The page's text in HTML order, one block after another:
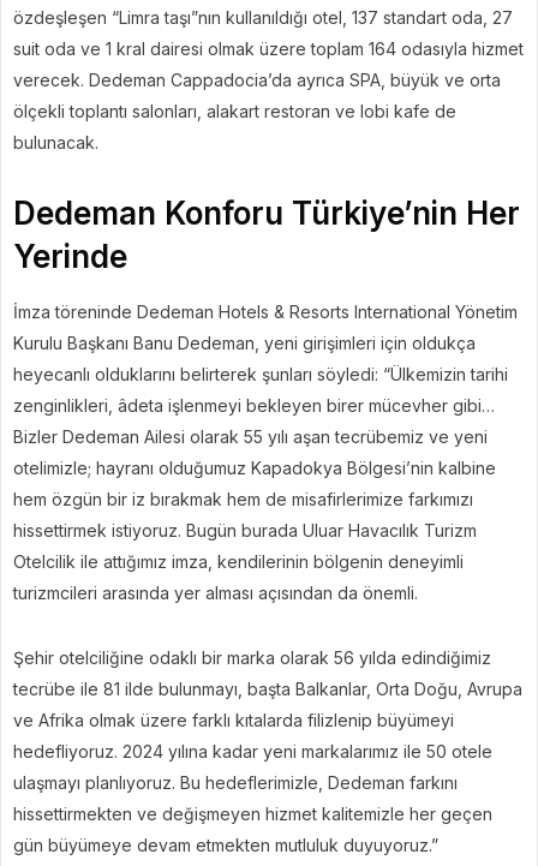
özdeşleşen “Limra taşı”nın kullanıldığı otel, 137 standart oda, 27
suit oda ve 1 kral dairesi olmak üzere toplam 164 odasıyla hizmet
verecek. Dedeman Cappadocia’da ayrıca SPA, büyük ve orta
ölçekli toplantı salonları, alakart restoran ve lobi kafe de
bulunacak.
Dedeman Konforu Türkiye’nin Her
Yerinde
İmza töreninde Dedeman Hotels & Resorts International Yönetim
Kurulu Başkanı Banu Dedeman, yeni girişimleri için oldukça
heyecanlı olduklarını belirterek şunları söyledi: “Ülkemizin tarihi
zenginlikleri, âdeta işlenmeyi bekleyen birer mücevher gibi…
Bizler Dedeman Ailesi olarak 55 yılı aşan tecrübemiz ve yeni
otelimizle; hayranı olduğumuz Kapadokya Bölgesi’nin kalbine
hem özgün bir iz bırakmak hem de misafirlerimize farkımızı
hissettirmek istiyoruz. Bugün burada Uluar Havacılık Turizm
Otelcilik ile attığımız imza, kendilerinin bölgenin deneyimli
turizmcileri arasında yer alması açısından da önemli.
Şehir otelciliğine odaklı bir marka olarak 56 yılda edindiğimiz
tecrübe ile 81 ilde bulunmayı, başta Balkanlar, Orta Doğu, Avrupa
ve Afrika olmak üzere farklı kıtalarda filizlenip büyümeyi
hedefliyoruz. 2024 yılına kadar yeni markalarımız ile 50 otele
ulaşmayı planlıyoruz. Bu hedeflerimizle, Dedeman farkını
hissettirmekten ve değişmeyen hizmet kalitemizle her geçen
gün büyümeye devam etmekten mutluluk duyuyoruz.”